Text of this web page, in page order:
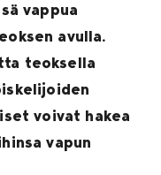
vappua
avulla.
teoksella
voivat hakea
vapun